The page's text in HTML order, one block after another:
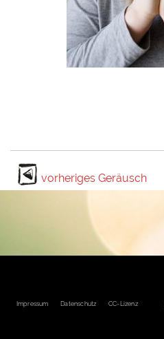
vorheriges Geräusch
Impressum Datenschutz CC-Lizenz